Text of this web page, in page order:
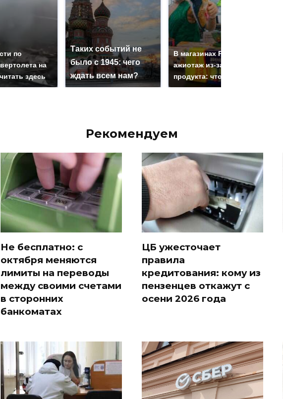
по
на
здесь
Таких событий не
было с 1945: чего
ждать всем нам?
В магазинах России
ажиотаж из-за этого
продукта: что купить?
Рекомендуем
Не бесплатно: с
октября меняются
лимиты на переводы
между своими счетами
в сторонних
банкоматах
ЦБ ужесточает
правила
кредитования: кому из
пензенцев откажут с
осени 2026 года